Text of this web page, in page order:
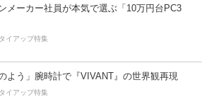
メーカー社員が本気で選ぶ「10万円台PC3
イアップ特集
のよう」腕時計で『VIVANT』の世界観再現
イアップ特集